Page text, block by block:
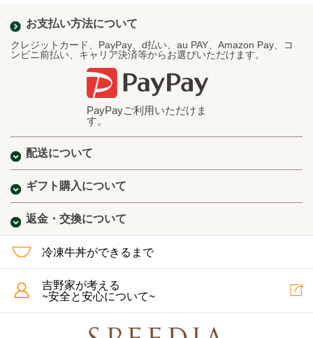
お支払い方法について
クレジットカード、PayPay、d払い、au PAY、Amazon Pay、コ
ンビニ前払い、キャリア決済等からお選びいただけます。
PayPayご利用いただけま
す。
配送について
ギフト購入について
返金・交換について
冷凍牛丼ができるまで
吉野家が考える
~安全と安心について~